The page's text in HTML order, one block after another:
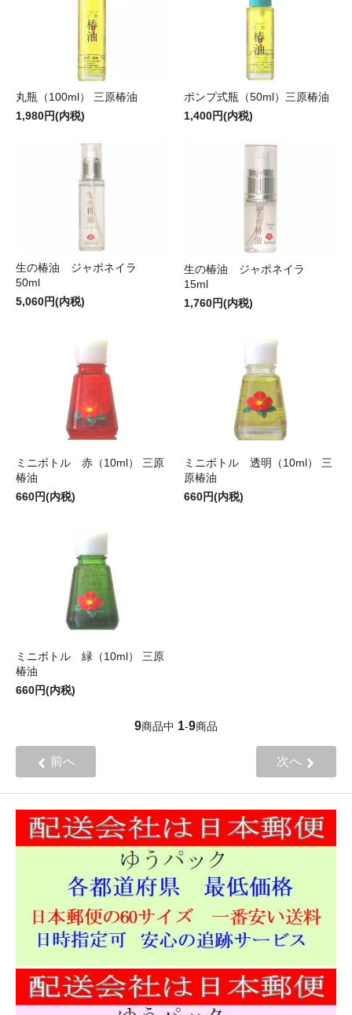
丸瓶（100ml） 三原椿油
1,980円(内税)
ポンプ式瓶（50ml）三原椿油
1,400円(内税)
生の椿油 ジャポネイラ
50ml
5,060円(内税)
生の椿油 ジャポネイラ
15ml
1,760円(内税)
ミニボトル 赤（10ml） 三原
椿油
660円(内税)
ミニボトル 透明（10ml） 三
原椿油
660円(内税)
ミニボトル 緑（10ml） 三原
椿油
660円(内税)
9商品中 1-9商品
前へ 次へ